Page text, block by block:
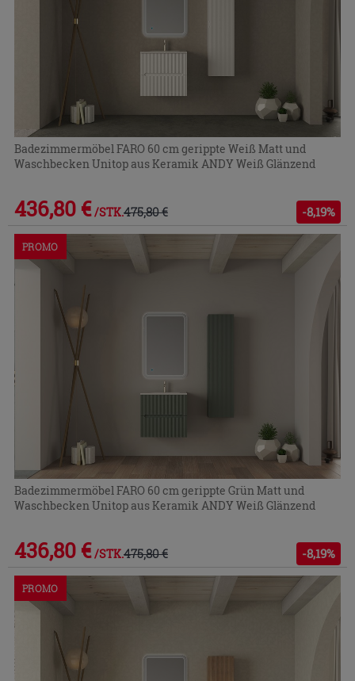
Badezimmermöbel FARO 60 cm gerippte Weiß Matt und
Waschbecken Unitop aus Keramik ANDY Weiß Glänzend
436,80 € /STK.475,80 € -8,19%
PROMO
Badezimmermöbel FARO 60 cm gerippte Grün Matt und
Waschbecken Unitop aus Keramik ANDY Weiß Glänzend
436,80 € /STK.475,80 € -8,19%
PROMO